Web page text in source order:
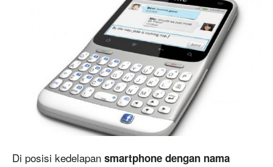
Di posisi kedelapan smartphone dengan nama